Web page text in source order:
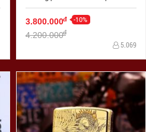
sườn phiên bản mạ vàng 24k
3.800.000đ -10%
4.200.000đ
5.069